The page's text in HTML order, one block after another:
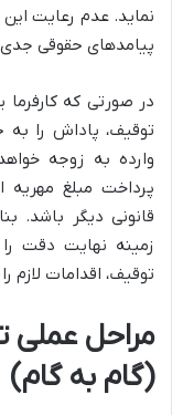
نماید. عدم رعایت
پیامدهای حقوقی جدی
در صورتی که کارفرما
توقیف، پاداش را
وارده به زوجه
پرداخت مبلغ
قانونی دیگر باشد.
زمینه نهایت دقت
توقیف، اقدامات لازم
مراحل عملی
(گام به گام)